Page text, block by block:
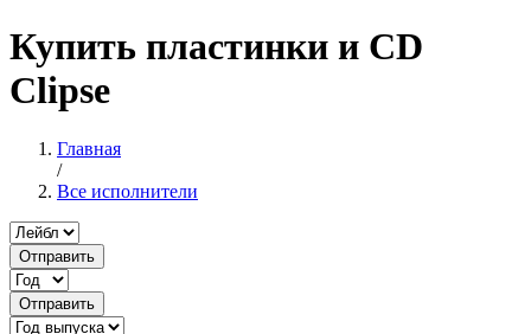
Купить пластинки и CD
Clipse
Главная
/
Все исполнители
Отправить
Отправить